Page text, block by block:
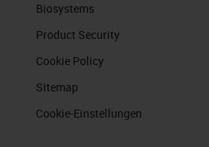
Biosystems
Product Security
Cookie Policy
Sitemap
Cookie-Einstellungen